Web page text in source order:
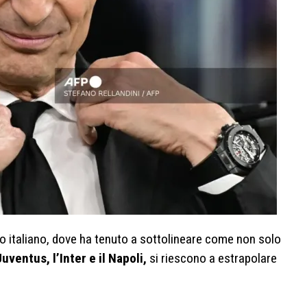
italiano, dove ha tenuto a sottolineare come non solo
l’Inter e il Napoli, si riescono a estrapolare